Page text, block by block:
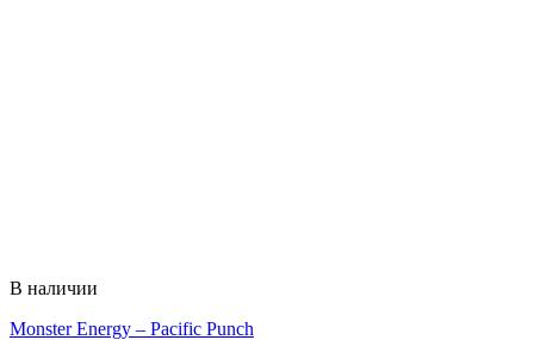
В наличии
Monster Energy – Pacific Punch